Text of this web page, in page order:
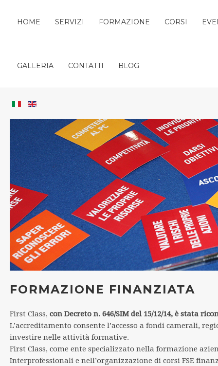
HOME SERVIZI FORMAZIONE CORSI
GALLERIA CONTATTI BLOG
FORMAZIONE FINANZIATA
First Class, con Decreto n. 646/SIM del 15/12/14, è stata
L’accreditamento consente l’accesso a fondi camerali,
investire nelle attività formative.
First Class, come ente specializzato nella formazione
Interprofessionali e nell’organizzazione di corsi FSE